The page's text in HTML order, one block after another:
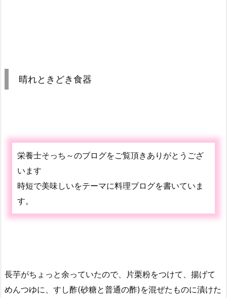
晴れときどき食器
栄養士そっち～のブログをご覧頂きありがとうござ
います
時短で美味しいをテーマに料理ブログを書いていま
す。
長芋がちょっと余っていたので、片栗粉をつけて、揚げて
めんつゆに、すし酢(砂糖と普通の酢)を混ぜたものに漬けた